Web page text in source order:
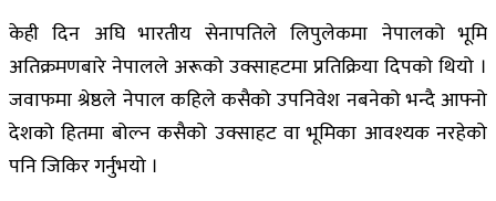
केही दिन अघि भारतीय सेनापतिले लिपुलेकमा नेपालको भूमि
अतिक्रमणबारे नेपालले अरूको उक्साहटमा प्रतिक्रिया दिपको थियो ।
जवाफमा श्रेष्ठले नेपाल कहिले कसैको उपनिवेश नबनेको भन्दै आफ्नो
देशको हितमा बोल्न कसैको उक्साहट वा भूमिका आवश्यक नरहेको
पनि जिकिर गर्नुभयो ।